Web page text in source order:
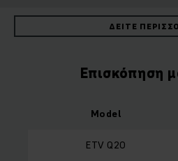
ΔΕΊΤΕ
Επισκόπηση
Model
ETV Q20